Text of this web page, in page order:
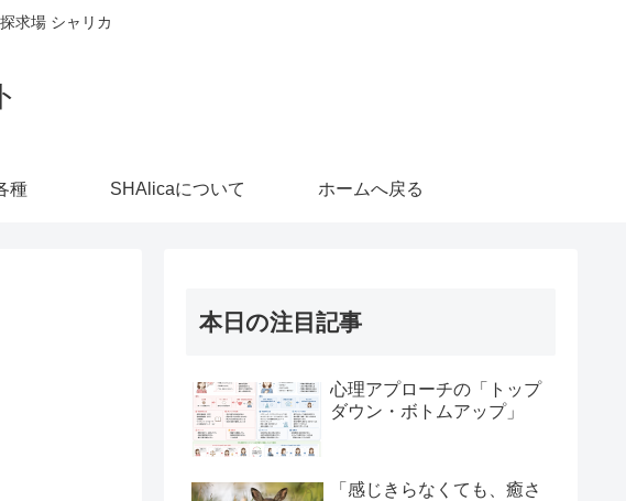
求場 シャリカ
種 SHAlicaについて ホームへ戻る
本日の注目記事
心理アプローチの「トップ
ダウン・ボトムアップ」
「感じきらなくても、癒さ